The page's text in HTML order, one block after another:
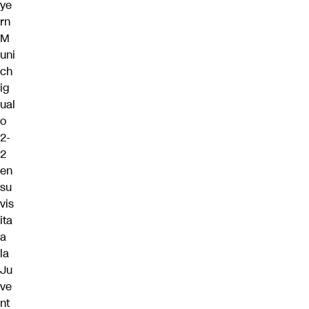
ye
rn
M
uni
ch
ig
ual
o
2-
2
en
su
vis
ita
a
la
Ju
ve
nt